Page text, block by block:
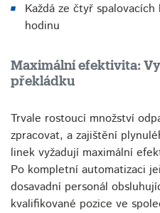
Každá ze čtyř
hodinu
Maximální efektivita:
překládku
Trvale rostoucí množství
zpracovat, a zajištění
linek vyžadují maximální
Po kompletní automatizaci
dosavadní personál
kvalifikované pozice ve